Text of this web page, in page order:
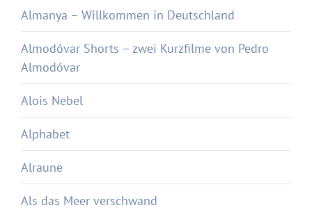
Almanya – Willkommen in Deutschland
Almodóvar Shorts – zwei Kurzfilme von Pedro
Almodóvar
Alois Nebel
Alphabet
Alraune
Als das Meer verschwand